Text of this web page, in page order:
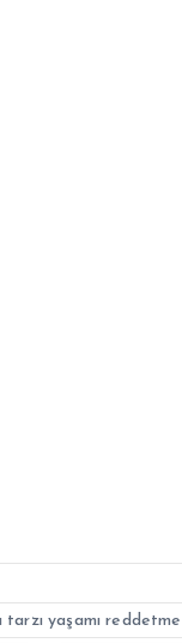
tarzı yaşamı reddetme